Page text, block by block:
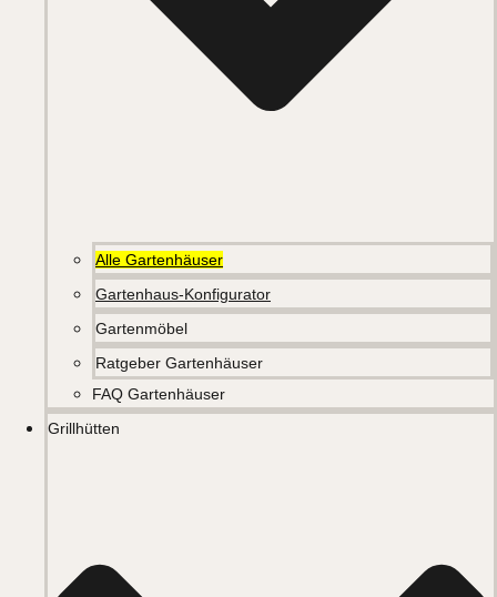
Alle Gartenhäuser
Gartenhaus-Konfigurator
Gartenmöbel
Ratgeber Gartenhäuser
FAQ Gartenhäuser
Grillhütten